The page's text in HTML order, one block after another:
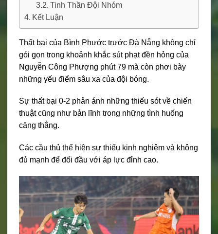
Tinh Thần Đội Nhóm
Kết Luận
Thất bại của Bình Phước trước Đà Nẵng không chỉ
gói gọn trong khoảnh khắc sút phạt đền hỏng của
Nguyễn Công Phượng phút 79 mà còn phơi bày
những yếu điểm sâu xa của đội bóng.
Sự thất bại 0-2 phản ánh những thiếu sót về chiến
thuật cũng như bản lĩnh trong những tình huống
căng thẳng.
Các cầu thủ thể hiện sự thiếu kinh nghiệm và không
đủ mạnh để đối đầu với áp lực đỉnh cao.